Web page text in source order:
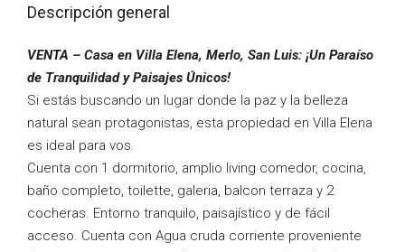
Descripción general
VENTA – Casa en Villa Elena, Merlo, San Luis: ¡Un Paraíso
de Tranquilidad y Paisajes Únicos!
Si estás buscando un lugar donde la paz y la belleza
natural sean protagonistas, esta propiedad en Villa Elena
es ideal para vos.
Cuenta con 1 dormitorio, amplio living comedor, cocina,
baño completo, toilette, galeria, balcon terraza y 2
cocheras. Entorno tranquilo, paisajístico y de fácil
acceso. Cuenta con Agua cruda corriente proveniente